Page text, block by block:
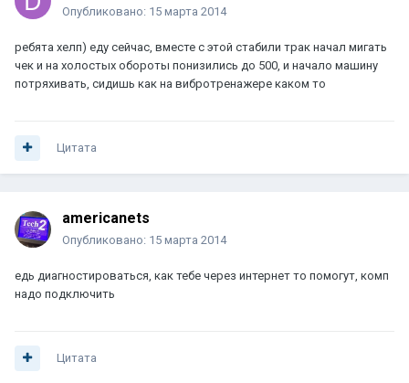
Опубликовано: 15 марта 2014
ребята хелп) еду сейчас, вместе с этой стабили трак начал мигать
чек и на холостых обороты понизились до 500, и начало машину
потряхивать, сидишь как на вибротренажере каком то
Цитата
americanets
Опубликовано: 15 марта 2014
едь диагностироваться, как тебе через интернет то помогут, комп
надо подключить
Цитата